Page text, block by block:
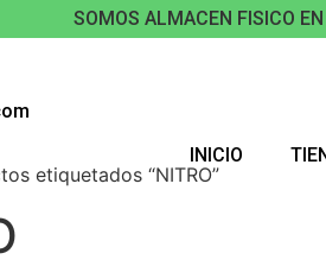
SOMOS ALMACEN FISICO
INICIO
etiquetados “NITRO”